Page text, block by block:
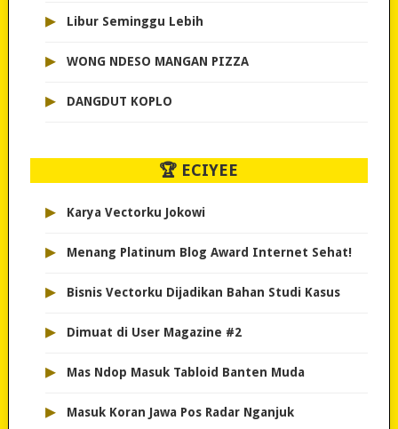
▸ Libur Seminggu Lebih
▸ WONG NDESO MANGAN PIZZA
▸ DANGDUT KOPLO
🏆 ECIYEE
▸ Karya Vectorku Jokowi
▸ Menang Platinum Blog Award Internet Sehat!
▸ Bisnis Vectorku Dijadikan Bahan Studi Kasus
▸ Dimuat di User Magazine #2
▸ Mas Ndop Masuk Tabloid Banten Muda
▸ Masuk Koran Jawa Pos Radar Nganjuk